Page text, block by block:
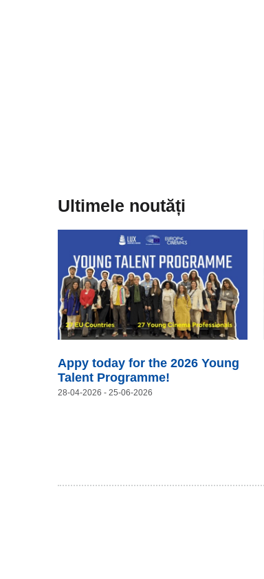
Ultimele noutăți
Appy today for the 2026 Young
Talent Programme!
28-04-2026 - 25-06-2026